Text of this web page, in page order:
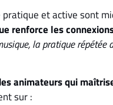
et active sont
renforce les
la pratique
animateurs qui
sur :